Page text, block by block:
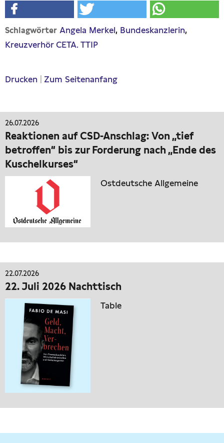
Schlagwörter Angela Merkel Bundeskanzlerin
Kreuzverhör CETA. TTIP
Drucken Zum Seitenanfang
26.07.2026
Reaktionen auf CSD-Anschlag: Von „tief
betroffen“ bis zur Forderung nach „Ende des
Kuschelkurses“
Ostdeutsche Allgemeine
22.07.2026
22. Juli 2026 Nachttisch
Table